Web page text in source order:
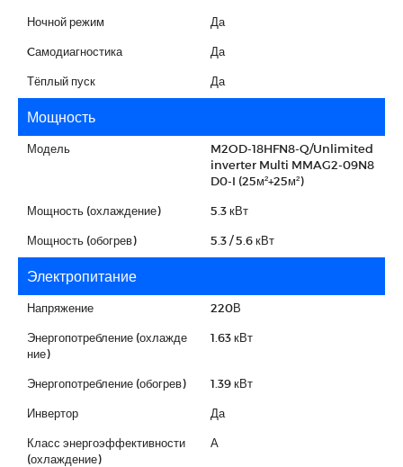
Ночной режим Да
Cамодиагностика Да
Тёплый пуск Да
Мощность
Модель
M2OD-18HFN8-Q/Unlimited
inverter Multi MMAG2-09N8
D0-I (25м²+25м²)
Мощность (охлаждение) 5.3 кВт
Мощность (обогрев) 5.3 / 5.6 кВт
Электропитание
Напряжение 220В
Энергопотребление (охлажде
ние)
1.63 кВт
Энергопотребление (обогрев) 1.39 кВт
Инвертор Да
Класс энергоэффективности
(охлаждение)
А